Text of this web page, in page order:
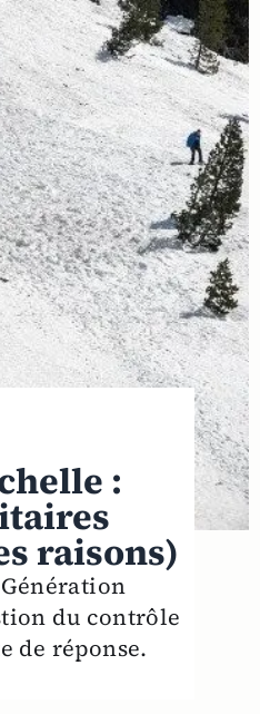
:
raisons)
du contrôle
de réponse.